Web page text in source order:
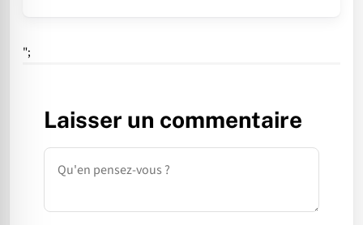
";
Laisser un commentaire
Commentaire